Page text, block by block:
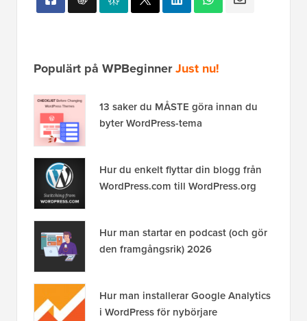
Populärt på WPBeginnerJust nu!
13 saker du MÅSTE göra innan du
byter WordPress-tema
Hur du enkelt flyttar din blogg från
WordPress.com till WordPress.org
Hur man startar en podcast (och gör
den framgångsrik) 2026
Hur man installerar Google Analytics
i WordPress för nybörjare